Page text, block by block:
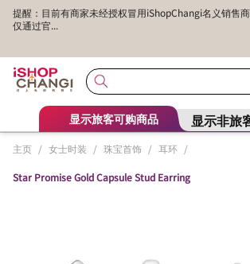
提醒：目前有商家未经授权冒用iShopChangi名义销售
仅通过官...
显示旅客可购商品 显示非旅
主页 / 女士时装 / 珠宝首饰 / 耳环 /
Star Promise Gold Capsule Stud Earring